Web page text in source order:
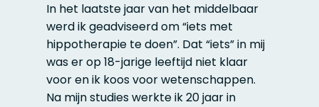
In het laatste jaar van het middelbaar
werd ik geadviseerd om “iets met
hippotherapie te doen”. Dat “iets” in mij
was er op 18-jarige leeftijd niet klaar
voor en ik koos voor wetenschappen.
Na mijn studies werkte ik 20 jaar in